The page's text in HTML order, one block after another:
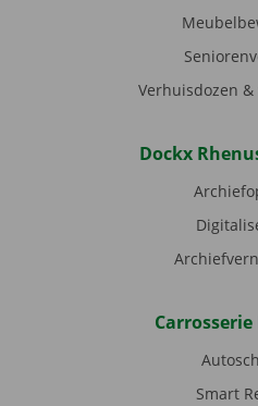
Verhuisdozen
Dockx
Smart